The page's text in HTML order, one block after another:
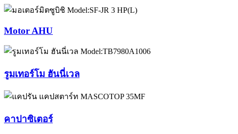
Motor AHU
รูมเทอร์โม ฮันนี่เวล
คาปาซิเตอร์